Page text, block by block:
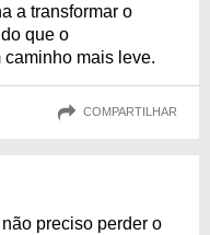
a transformar o
que o
mais leve.
COMPARTILHAR
preciso perder o